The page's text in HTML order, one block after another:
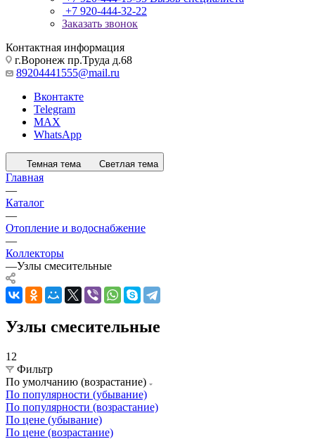
+7 920-444-32-22
Заказать звонок
Контактная информация
г.Воронеж пр.Труда д.68
89204441555@mail.ru
Вконтакте
Telegram
MAX
WhatsApp
Темная тема Светлая тема
Главная
—
Каталог
—
Отопление и водоснабжение
—
Коллекторы
—Узлы смесительные
Узлы смесительные
12
Фильтр
По умолчанию (возрастание)
По популярности (убывание)
По популярности (возрастание)
По цене (убывание)
По цене (возрастание)